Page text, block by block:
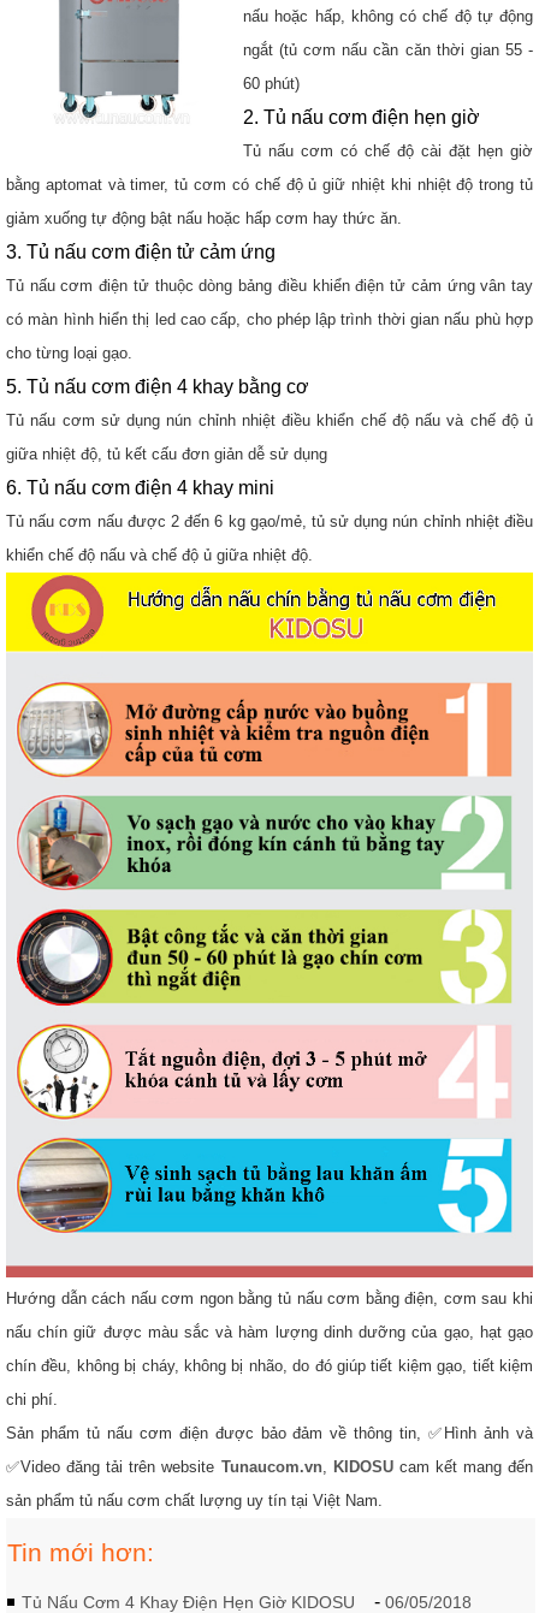
nấu hoặc hấp, không có chế độ tự động
ngắt (tủ cơm nấu cần căn thời gian 55 -
60 phút)
2. Tủ nấu cơm điện hẹn giờ
Tủ nấu cơm có chế độ cài đặt hẹn giờ
bằng aptomat và timer, tủ cơm có chế độ ủ giữ nhiệt khi nhiệt độ trong tủ
giảm xuống tự động bật nấu hoặc hấp cơm hay thức ăn.
3. Tủ nấu cơm điện tử cảm ứng
Tủ nấu cơm điện tử thuộc dòng bảng điều khiển điện tử cảm ứng vân tay
có màn hình hiển thị led cao cấp, cho phép lập trình thời gian nấu phù hợp
cho từng loại gạo.
5. Tủ nấu cơm điện 4 khay bằng cơ
Tủ nấu cơm sử dụng nún chỉnh nhiệt điều khiển chế độ nấu và chế độ ủ
giữa nhiệt độ, tủ kết cấu đơn giản dễ sử dụng
6. Tủ nấu cơm điện 4 khay mini
Tủ nấu cơm nấu được 2 đến 6 kg gạo/mẻ, tủ sử dụng nún chỉnh nhiệt điều
khiển chế độ nấu và chế độ ủ giữa nhiệt độ.
Hướng dẫn cách nấu cơm ngon bằng tủ nấu cơm bằng điện, cơm sau khi
nấu chín giữ được màu sắc và hàm lượng dinh dưỡng của gạo, hạt gạo
chín đều, không bị cháy, không bị nhão, do đó giúp tiết kiệm gạo, tiết kiệm
chi phí.
Sản phẩm tủ nấu cơm điện được bảo đảm về thông tin, ✅Hình ảnh và
✅Video đăng tải trên website Tunaucom.vn, KIDOSUcam kết mang đến
sản phẩm tủ nấu cơm chất lượng uy tín tại Việt Nam.
Tin mới hơn:
Tủ Nấu Cơm 4 Khay Điện Hẹn Giờ KIDOSU - 06/05/2018